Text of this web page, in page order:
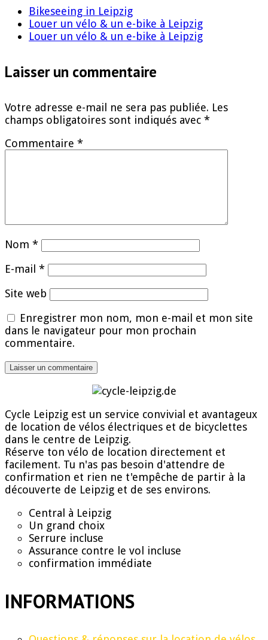
Bikeseeing in Leipzig
Louer un vélo & un e-bike à Leipzig
Louer un vélo & un e-bike à Leipzig
Laisser un commentaire
Votre adresse e-mail ne sera pas publiée. Les
champs obligatoires sont indiqués avec *
Commentaire *
Nom *
E-mail *
Site web
Enregistrer mon nom, mon e-mail et mon site
dans le navigateur pour mon prochain
commentaire.
Cycle Leipzig est un service convivial et avantageux
de location de vélos électriques et de bicyclettes
dans le centre de Leipzig.
Réserve ton vélo de location directement et
facilement. Tu n'as pas besoin d'attendre de
confirmation et rien ne t'empêche de partir à la
découverte de Leipzig et de ses environs.
Central à Leipzig
Un grand choix
Serrure incluse
Assurance contre le vol incluse
confirmation immédiate
INFORMATIONS